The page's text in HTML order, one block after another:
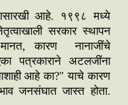
आहे. १९९८ मध्ये
सरकार स्थापन
कारण नानाजींचे
पत्रकाराने अटलजींना
आहे का?" याचे कारण
जनसंघात जास्त होता.